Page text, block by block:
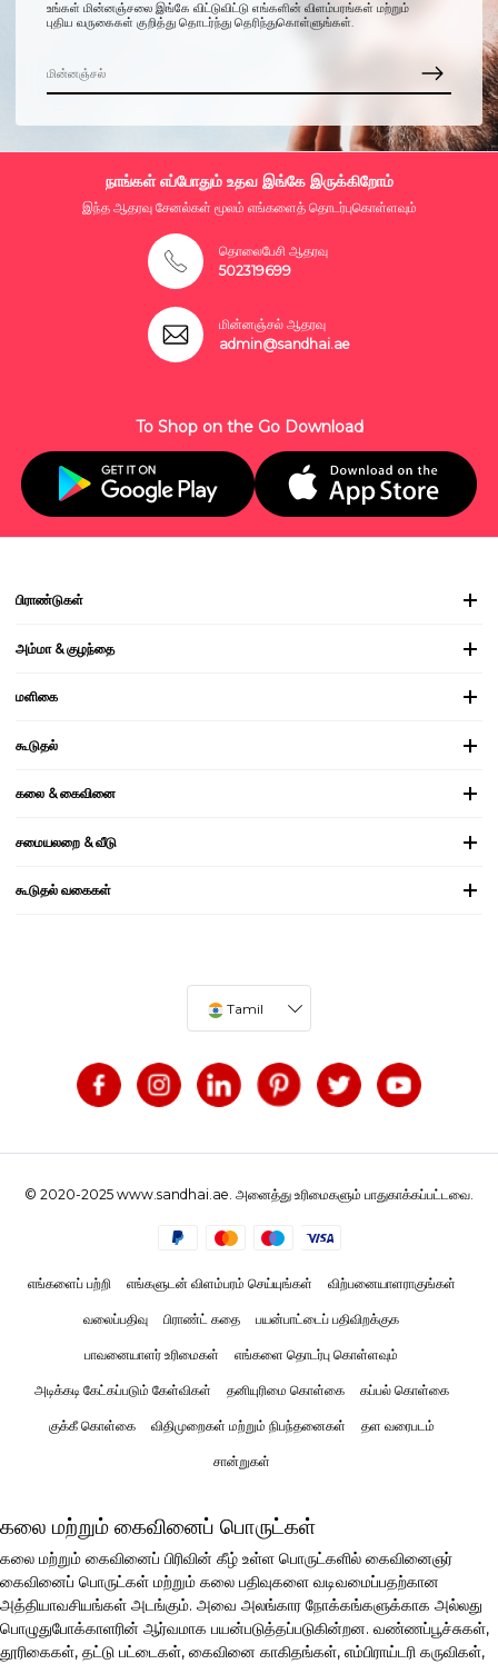
உங்கள் மின்னஞ்சலை இங்கே விட்டுவிட்டு எங்களின் விளம்பரங்கள் மற்றும்
புதிய வருகைகள் குறித்து தொடர்ந்து தெரிந்துகொள்ளுங்கள்.
நாங்கள் எப்போதும் உதவ இங்கே இருக்கிறோம்
இந்த ஆதரவு சேனல்கள் மூலம் எங்களைத் தொடர்புகொள்ளவும்
தொலைபேசி ஆதரவு
502319699
மின்னஞ்சல் ஆதரவு
admin@sandhai.ae
To Shop on the Go Download
பிராண்டுகள்
அம்மா & குழந்தை
மளிகை
கூடுதல்
கலை & கைவினை
சமையலறை & வீடு
கூடுதல் வகைகள்
Tamil
© 2020-2025 www.sandhai.ae. அனைத்து உரிமைகளும் பாதுகாக்கப்பட்டவை.
எங்களைப் பற்றி எங்களுடன் விளம்பரம் செய்யுங்கள் விற்பனையாளராகுங்கள்
வலைப்பதிவு பிராண்ட் கதை பயன்பாட்டைப் பதிவிறக்குக
பாவனையாளர் உரிமைகள் எங்களை தொடர்பு கொள்ளவும்
அடிக்கடி கேட்கப்படும் கேள்விகள் தனியுரிமை கொள்கை கப்பல் கொள்கை
குக்கீ கொள்கை விதிமுறைகள் மற்றும் நிபந்தனைகள் தள வரைபடம்
சான்றுகள்
கலை மற்றும் கைவினைப் பொருட்கள்
கலை மற்றும் கைவினைப் பிரிவின் கீழ் உள்ள பொருட்களில் கைவினைஞர்
கைவினைப் பொருட்கள் மற்றும் கலை பதிவுகளை வடிவமைப்பதற்கான
அத்தியாவசியங்கள் அடங்கும். அவை அலங்கார நோக்கங்களுக்காக அல்லது
பொழுதுபோக்காளரின் ஆர்வமாக பயன்படுத்தப்படுகின்றன. வண்ணப்பூச்சுகள்,
தூரிகைகள், தட்டு பட்டைகள், கைவினை காகிதங்கள், எம்பிராய்டரி கருவிகள்,